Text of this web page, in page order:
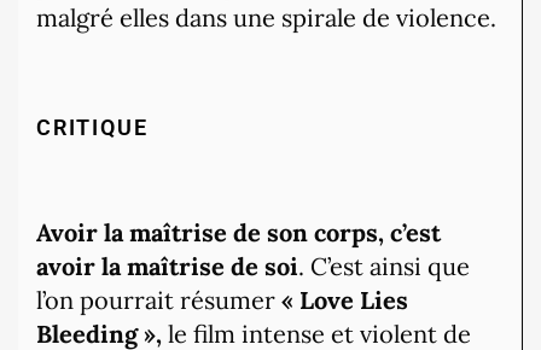
malgré elles dans une spirale de violence.
CRITIQUE
Avoir la maîtrise de son corps, c’est
avoir la maîtrise de soi. C’est ainsi que
l’on pourrait résumer « Love Lies
Bleeding », le film intense et violent de